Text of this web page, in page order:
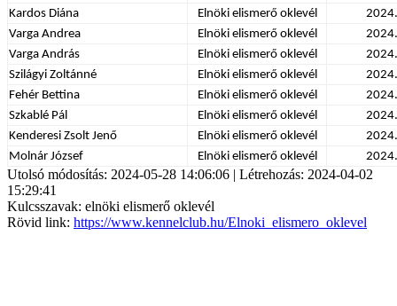
Kardos Diána Elnöki elismerő oklevél
Varga Andrea
Elnöki elismerő oklevél
Varga András
Elnöki elismerő oklevél
Szilágyi Zoltánné
Elnöki elismerő oklevél
Fehér Bettina
Elnöki elismerő oklevél
Szkablé Pál
Elnöki elismerő oklevél
Kenderesi Zsolt Jenő
Elnöki elismerő oklevél
Molnár József
Elnöki elismerő oklevél
Utolsó módosítás: 2024-05-28 14:06:06 | Létrehozás: 2024-04-02
15:29:41
Kulcsszavak: elnöki elismerő oklevél
Rövid link: https://www.kennelclub.hu/Elnoki_elismero_oklevel